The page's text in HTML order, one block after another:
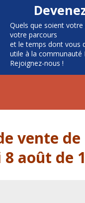
Quels que soient
votre parcours
et le temps dont vous
utile à la communauté
Rejoignez-nous !
vente de
8 août de